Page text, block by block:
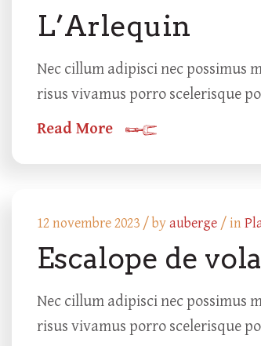
L’Arlequin
Nec cillum adipisci nec possimus
risus vivamus porro scelerisque
Read More
12 novembre 2023 /byauberge / in
Escalope de
Nec cillum adipisci nec possimus
risus vivamus porro scelerisque